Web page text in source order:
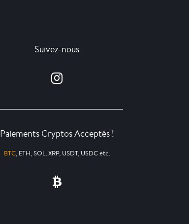
Suivez-nous
Paiements Cryptos Acceptés !
BTC, ETH, SOL, XRP, USDT, USDC etc.